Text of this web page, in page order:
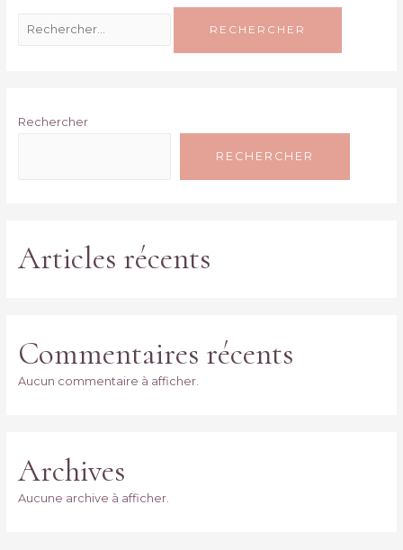
Rechercher
RECHERCHER
Articles récents
Commentaires récents
Aucun commentaire à afficher.
Archives
Aucune archive à afficher.